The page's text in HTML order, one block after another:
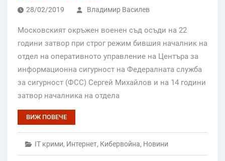
28/02/2019 Владимир Василев
Московският окръжен военен съд осъди на 22
години затвор при строг режим бившия началник на
отдел на оперативното управление на Центъра за
информационна сигурност на Федералната служба
за сигурност (ФСС) Сергей Михайлов и на 14 години
затвор началника на отдела
ВИЖ ПОВЕЧЕ
IT крими, Интернет, Кибервойна, Новини